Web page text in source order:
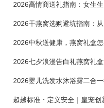
2026中秋送健康，燕窝礼盒
2026婴儿洗发水沐浴露二合
超越标准・定义安全｜皇宠